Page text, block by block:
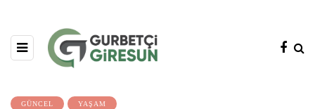
GÜNCEL YAŞAM